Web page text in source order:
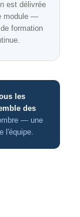
est délivrée
module —
formation
les
des
— une
l'équipe.